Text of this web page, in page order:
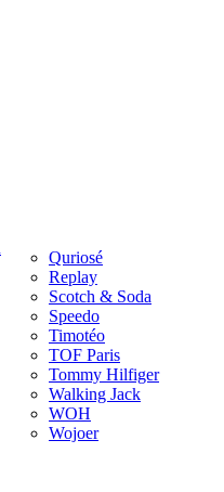
Quriosé
Replay
Scotch & Soda
Speedo
Timotéo
TOF Paris
Tommy Hilfiger
Walking Jack
WOH
Wojoer